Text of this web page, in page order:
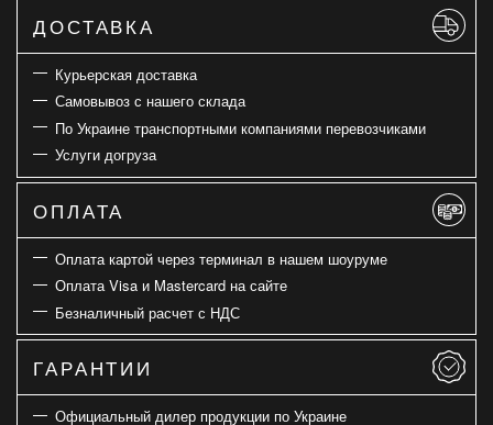
ДОСТАВКА
Курьерская доставка
Самовывоз с нашего склада
По Украине транспортными компаниями перевозчиками
Услуги догруза
ОПЛАТА
Оплата картой через терминал в нашем шоуруме
Оплата Visa и Mastercard на сайте
Безналичный расчет с НДС
ГАРАНТИИ
Официальный дилер продукции по Украине